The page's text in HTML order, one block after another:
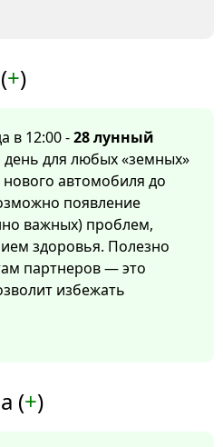
+)
в 12:00 -28 лунный
для любых «земных»
автомобиля до
появление
важных) проблем,
здоровья. Полезно
партнеров — это
избежать
(+)